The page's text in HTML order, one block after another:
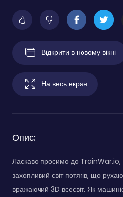
Відкрити в новому вікні
На весь екран
Опис:
Ласкаво просимо до TrainWar.io,
захопливий світ потягів, що
вражаючий 3D всесвіт. Як